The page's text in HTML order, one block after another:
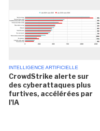
INTELLIGENCE ARTIFICIELLE
CrowdStrike alerte sur
des cyberattaques plus
furtives, accélérées par
l'IA